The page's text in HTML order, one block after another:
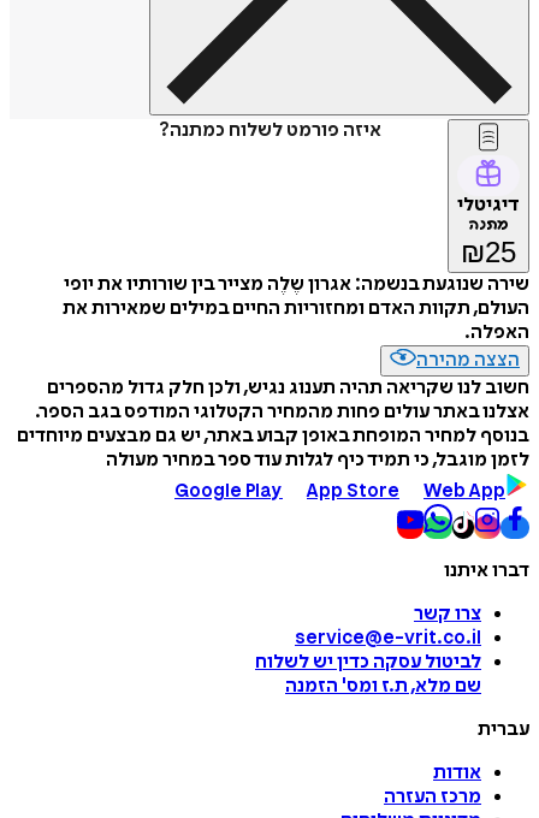
איזה פורמט לשלוח כמתנה?
דיגיטלי
מתנה
₪25
שירה שנוגעת בנשמה: אגרון שֶלֶה מצייר בין שורותיו את יופי
העולם, תקוות האדם ומחזוריות החיים במילים שמאירות את
האפלה.
הצצה מהירה
חשוב לנו שקריאה תהיה תענוג נגיש, ולכן חלק גדול מהספרים
אצלנו באתר עולים פחות מהמחיר הקטלוגי המודפס בגב הספר.
בנוסף למחיר המופחת באופן קבוע באתר, יש גם מבצעים מיוחדים
לזמן מוגבל, כי תמיד כיף לגלות עוד ספר במחיר מעולה
Google Play
App Store Web App
דברו איתנו
צרו קשר
service@e-vrit.co.il
לביטול עסקה כדין יש לשלוח
שם מלא, ת.ז ומס' הזמנה
עברית
אודות
מרכז העזרה